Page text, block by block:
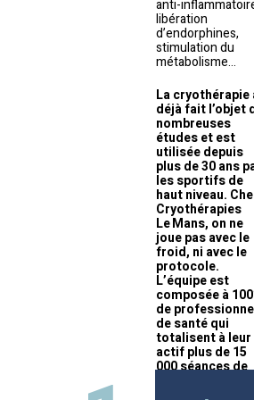
anti-
libération
d’endorphines,
stimulation du
métabolisme…
La cryothérapie
déjà fait l’objet
nombreuses
études et est
utilisée depuis
plus de 30 ans
les sportifs de
haut niveau.
Cryothérapies
Le Mans, on ne
joue pas avec le
froid, ni avec le
protocole.
L’équipe est
composée à
de
de santé qui
totalisent à leur
actif plus de 15
000 séances de
zéro incident !